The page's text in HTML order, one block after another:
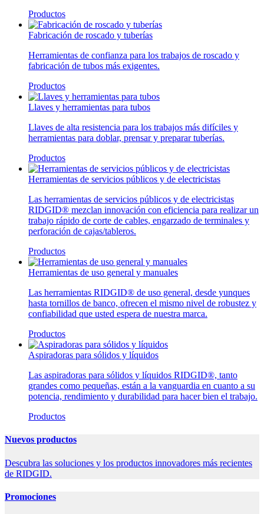
Productos
Fabricación de roscado y tuberías
Herramientas de confianza para los trabajos de roscado y
fabricación de tubos más exigentes.
Productos
Llaves y herramientas para tubos
Llaves de alta resistencia para los trabajos más difíciles y
herramientas para doblar, prensar y preparar tuberías.
Productos
Herramientas de servicios públicos y de electricistas
Las herramientas de servicios públicos y de electricistas
RIDGID® mezclan innovación con eficiencia para realizar un
trabajo rápido de corte de cables, engarzado de terminales y
perforación de cajas/tableros.
Productos
Herramientas de uso general y manuales
Las herramientas RIDGID® de uso general, desde yunques
hasta tornillos de banco, ofrecen el mismo nivel de robustez y
confiabilidad que usted espera de nuestra marca.
Productos
Aspiradoras para sólidos y líquidos
Las aspiradoras para sólidos y líquidos RIDGID®, tanto
grandes como pequeñas, están a la vanguardia en cuanto a su
potencia, rendimiento y durabilidad para hacer bien el trabajo.
Productos
Nuevos productos
Descubra las soluciones y los productos innovadores más recientes
de RIDGID.
Promociones